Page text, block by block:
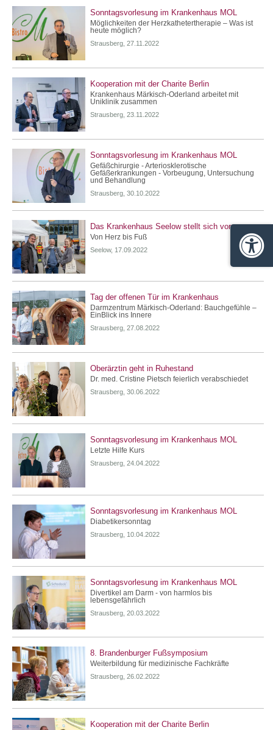
Sonntagsvorlesung im Krankenhaus MOL
Möglichkeiten der Herzkathetertherapie – Was ist
heute möglich?
Strausberg, 27.11.2022
Kooperation mit der Charite Berlin
Krankenhaus Märkisch-Oderland arbeitet mit
Uniklinik zusammen
Strausberg, 23.11.2022
Sonntagsvorlesung im Krankenhaus MOL
Gefäßchirurgie - Arteriosklerotische
Gefäßerkrankungen - Vorbeugung, Untersuchung
und Behandlung
Strausberg, 30.10.2022
Das Krankenhaus Seelow stellt sich vor
Von Herz bis Fuß
Seelow, 17.09.2022
Tag der offenen Tür im Krankenhaus
Darmzentrum Märkisch-Oderland: Bauchgefühle –
EinBlick ins Innere
Strausberg, 27.08.2022
Oberärztin geht in Ruhestand
Dr. med. Cristine Pietsch feierlich verabschiedet
Strausberg, 30.06.2022
Sonntagsvorlesung im Krankenhaus MOL
Letzte Hilfe Kurs
Strausberg, 24.04.2022
Sonntagsvorlesung im Krankenhaus MOL
Diabetikersonntag
Strausberg, 10.04.2022
Sonntagsvorlesung im Krankenhaus MOL
Divertikel am Darm - von harmlos bis
lebensgefährlich
Strausberg, 20.03.2022
8. Brandenburger Fußsymposium
Weiterbildung für medizinische Fachkräfte
Strausberg, 26.02.2022
Kooperation mit der Charite Berlin